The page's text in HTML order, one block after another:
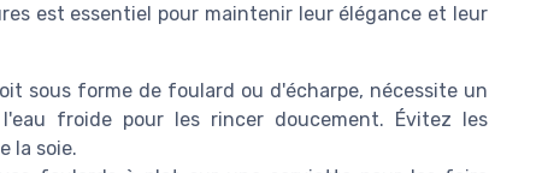
est essentiel pour maintenir leur élégance et leur
sous forme de foulard ou d'écharpe, nécessite un
froide pour les rincer doucement. Évitez les
la soie.